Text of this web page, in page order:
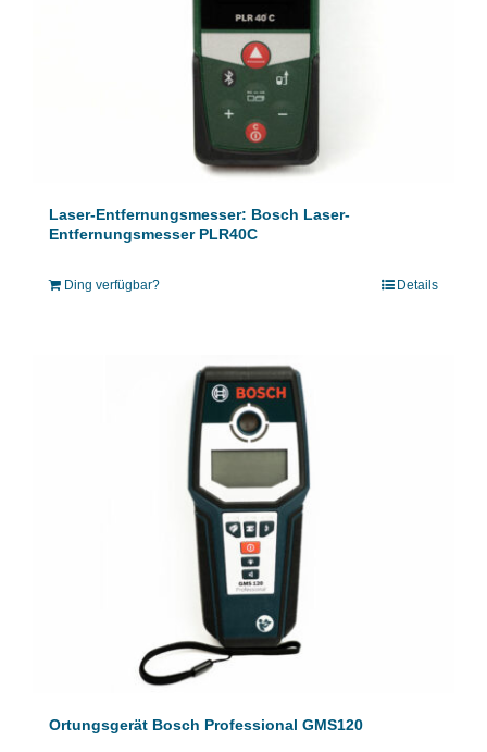
Laser-Entfernungsmesser: Bosch Laser-
Entfernungsmesser PLR40C
Ding verfügbar? Details
Ortungsgerät Bosch Professional GMS120